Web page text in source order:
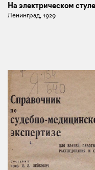
На электрическом стуле
Ленинград, 1929